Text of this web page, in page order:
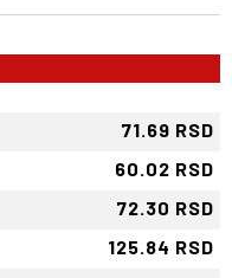
71.69 RSD
60.02 RSD
72.30 RSD
125.84 RSD